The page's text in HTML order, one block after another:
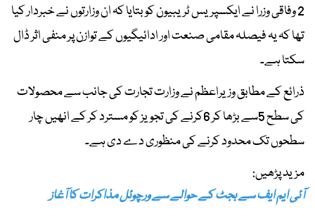
2 وفاقی وزرا نے ایکسپریس ٹریبیون کو بتایا کہ ان وزارتوں نے خبردار کیا
تھا کہ یہ فیصلہ مقامی صنعت اور ادائیگیوں کے توازن پر منفی اثر ڈال
سکتا ہے۔
ذرائع کے مطابق وزیراعظم نے وزارت تجارت کی جانب سے محصولات
کی سطح 5سے بڑھا کر 6کرنے کی تجویز کو مسترد کر کے انھیں چار
سطحوں تک محدود کرنے کی منظوری دے دی ہے۔
مزید پڑھیں:
آئی ایم ایف سے بجٹ کے حوالے سے ورچوئل مذاکرات کا آغاز